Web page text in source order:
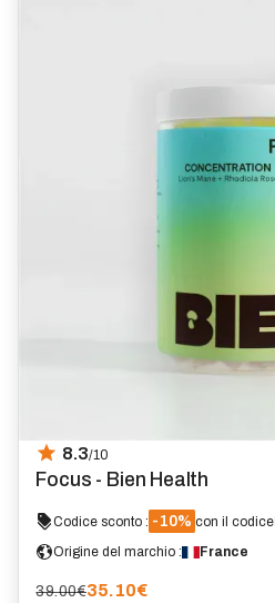
8.3/10
Focus - Bien Health
Codice sconto : -10% con il codice
Origine del marchio :
France
39.00€35.10€